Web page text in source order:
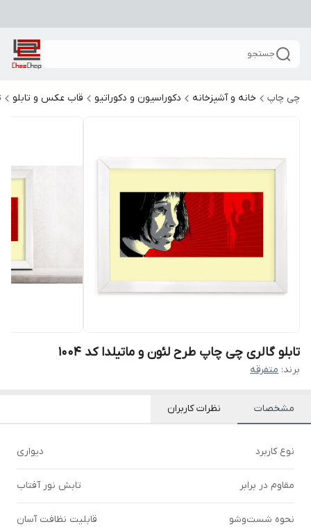
جستجو
چی چاپ خانه و آشپزخانه دکوراسیون و دکوراتیو قاب عکس و تابلو
تابلو گالری چی چاپ طرح لئون و ماتیلدا کد 1004
برند: متفرقه
مشخصات نظرات کاربران
نوع کاربرد دیواری
مقاوم در برابر تابش نور آفتاب
نحوه شست‌وشو قابلیت نظافت آسان